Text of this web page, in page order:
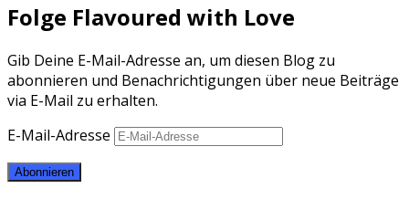
Folge Flavoured with Love
Gib Deine E-Mail-Adresse an, um diesen Blog zu
abonnieren und Benachrichtigungen über neue Beiträge
via E-Mail zu erhalten.
E-Mail-Adresse
Abonnieren